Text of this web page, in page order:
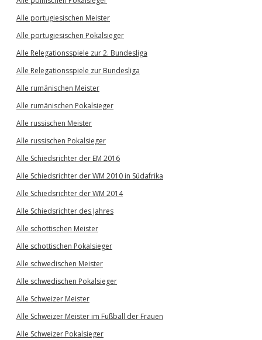
Alle portugiesischen Meister
Alle portugiesischen Pokalsieger
Alle Relegationsspiele zur 2. Bundesliga
Alle Relegationsspiele zur Bundesliga
Alle rumänischen Meister
Alle rumänischen Pokalsieger
Alle russischen Meister
Alle russischen Pokalsieger
Alle Schiedsrichter der EM 2016
Alle Schiedsrichter der WM 2010 in Südafrika
Alle Schiedsrichter der WM 2014
Alle Schiedsrichter des Jahres
Alle schottischen Meister
Alle schottischen Pokalsieger
Alle schwedischen Meister
Alle schwedischen Pokalsieger
Alle Schweizer Meister
Alle Schweizer Meister im Fußball der Frauen
Alle Schweizer Pokalsieger